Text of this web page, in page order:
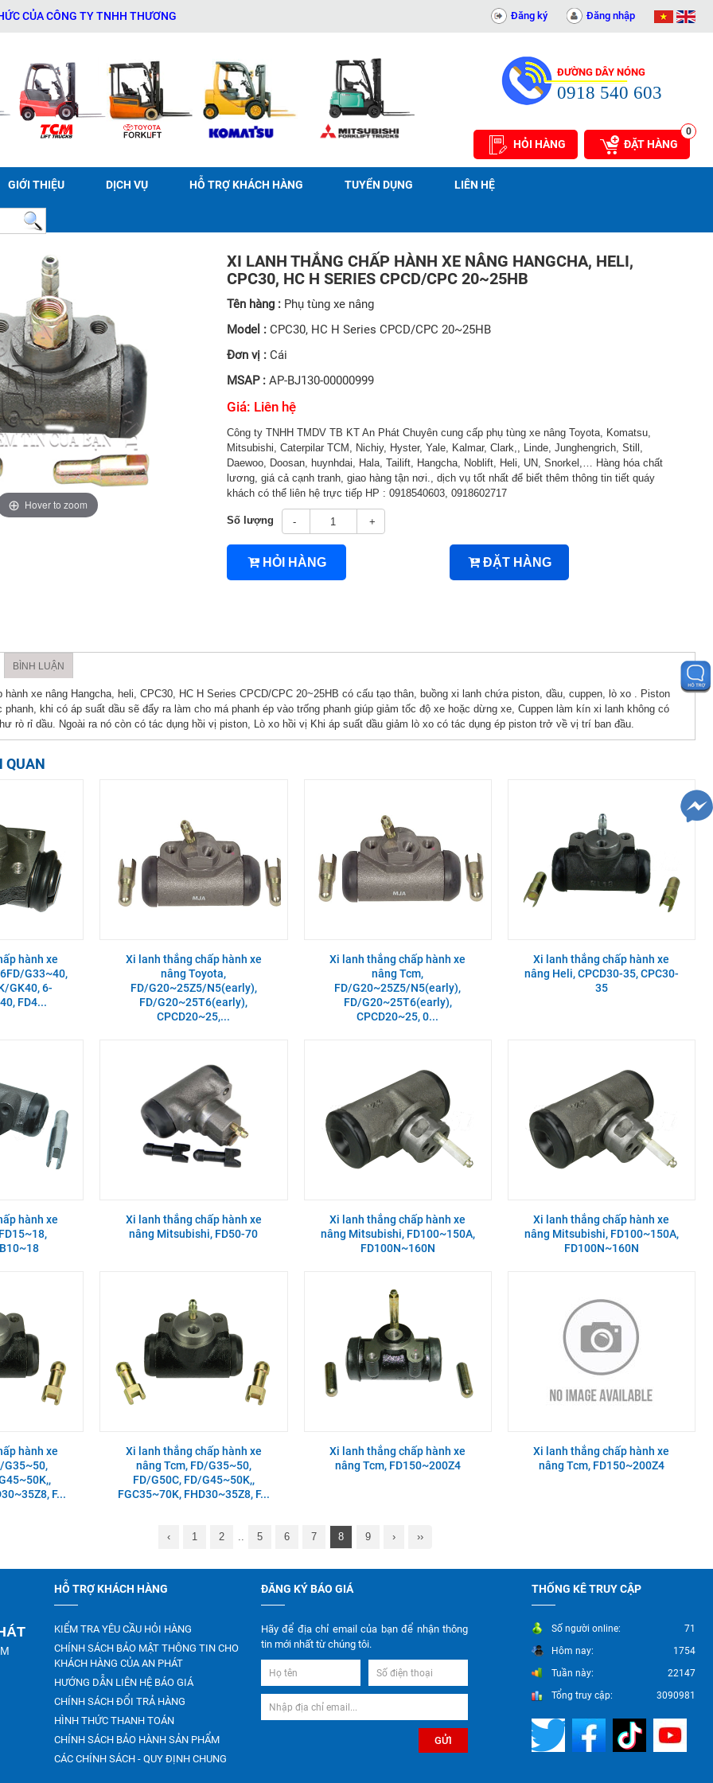
CÔNG TY TNHH THƯƠNG MẠI DỊCH VỤ THIẾT BỊ KỸ THUẬT AN PHÁT - 0311414081 Đăng ký Đăng nhập
ĐƯỜNG DÂY NÓNG
0918 540 603
HỎI HÀNG ĐẶT HÀNG
0
GIỚI THIỆU DỊCH VỤ HỖ TRỢ KHÁCH HÀNG TUYỂN DỤNG LIÊN HỆ
4TNV98
Hover to zoom
XI LANH THẮNG CHẤP HÀNH XE NÂNG HANGCHA, HELI,
CPC30, HC H SERIES CPCD/CPC 20~25HB
Tên hàng : Phụ tùng xe nâng
Model : CPC30, HC H Series CPCD/CPC 20~25HB
Đơn vị : Cái
MSAP : AP-BJ130-00000999
Giá: Liên hệ
Công ty TNHH TMDV TB KT An Phát Chuyên cung cấp phụ tùng xe nâng Toyota, Komatsu,
Mitsubishi, Caterpilar TCM, Nichiy, Hyster, Yale, Kalmar, Clark,, Linde, Junghengrich, Still,
Daewoo, Doosan, huynhdai, Hala, Tailift, Hangcha, Noblift, Heli, UN, Snorkel,… Hàng hóa chất
lương, giá cả cạnh tranh, giao hàng tận nơi., dịch vụ tốt nhất để biết thêm thông tin tiết quáy
khách có thể liên hệ trực tiếp HP : 0918540603, 0918602717
Số lượng - +
HỎI HÀNG ĐẶT HÀNG
BÌNH LUẬN
hành xe nâng Hangcha, heli, CPC30, HC H Series CPCD/CPC 20~25HB có cấu tạo thân, buồng xi lanh chứa piston, dầu, cuppen, lò xo . Piston
khi có áp suất dầu sẽ đẩy ra làm cho má phanh ép vào trống phanh giúp giảm tốc độ xe hoặc dừng xe, Cuppen làm kín xi lanh không có
rò rỉ dầu. Ngoài ra nó còn có tác dụng hồi vị piston, Lò xo hồi vị Khi áp suất dầu giảm lò xo có tác dụng ép piston trở về vị trí ban đầu.
QUAN
hành xe
G33~40,
GK40, 6-
FD4...
Xi lanh thắng chấp hành xe
nâng Toyota,
FD/G20~25Z5/N5(early),
FD/G20~25T6(early),
CPCD20~25,...
Xi lanh thắng chấp hành xe
nâng Tcm,
FD/G20~25Z5/N5(early),
FD/G20~25T6(early),
CPCD20~25, 0...
Xi lanh thắng chấp hành xe
nâng Heli, CPCD30-35, CPC30-
35
hành xe
Xi lanh thắng chấp hành xe
nâng Mitsubishi, FD50-70
Xi lanh thắng chấp hành xe
nâng Mitsubishi, FD100~150A,
FD100N~160N
Xi lanh thắng chấp hành xe
nâng Mitsubishi, FD100~150A,
FD100N~160N
hành xe
G35~50,
F...
Xi lanh thắng chấp hành xe
nâng Tcm, FD/G35~50,
FD/G50C, FD/G45~50K,,
FGC35~70K, FHD30~35Z8, F...
Xi lanh thắng chấp hành xe
nâng Tcm, FD150~200Z4
Xi lanh thắng chấp hành xe
nâng Tcm, FD150~200Z4
‹ 1 2 .. 5 6 7 8 9 › ››
HỖ TRỢ KHÁCH HÀNG
KIỂM TRA YÊU CẦU HỎI HÀNG
CHÍNH SÁCH BẢO MẬT THÔNG TIN CHO
KHÁCH HÀNG CỦA AN PHÁT
HƯỚNG DẪN LIÊN HỆ BÁO GIÁ
CHÍNH SÁCH ĐỔI TRẢ HÀNG
HÌNH THỨC THANH TOÁN
CHÍNH SÁCH BẢO HÀNH SẢN PHẨM
CÁC CHÍNH SÁCH - QUY ĐỊNH CHUNG
ĐĂNG KÝ BÁO GIÁ
Hãy để địa chỉ email của bạn để nhận thông
tin mới nhất từ chúng tôi.
THỐNG KÊ TRUY CẬP
Số người online:
71
Hôm nay:
1754
Tuần này:
22147
Tổng truy cập:
3090981